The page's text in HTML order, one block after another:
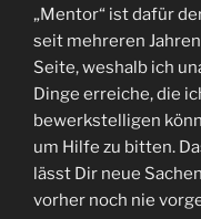
„Mentor“ ist dafür
seit mehreren
Seite, weshalb ich
Dinge erreiche, die
bewerkstelligen
um Hilfe zu bitten.
lässt Dir neue
vorher noch nie